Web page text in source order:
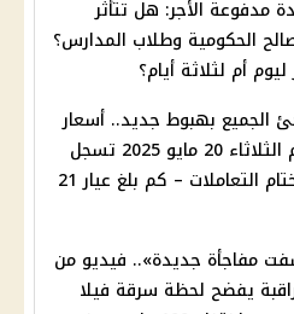
مدفوعة الأجر: هل تتأثر
الحكومية وطلاب المدارس؟
أم لثلاثة أيام؟
الجميع بهبوط جديد.. أسعار
الذهب اليوم الثلاثاء 20 مايو 2025 تسجل
تراجعًا في ختام التعاملات – كم بلغ عيار 21
مفاجأة جديدة».. فيديو من
يفضح لحظة سرقة فيلا